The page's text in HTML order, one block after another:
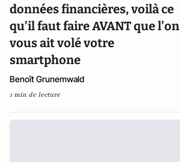
données financières, voilà ce
qu’il faut faire AVANT que l’on
vous ait volé votre
smartphone
Benoît Grunemwald
1 min de lecture